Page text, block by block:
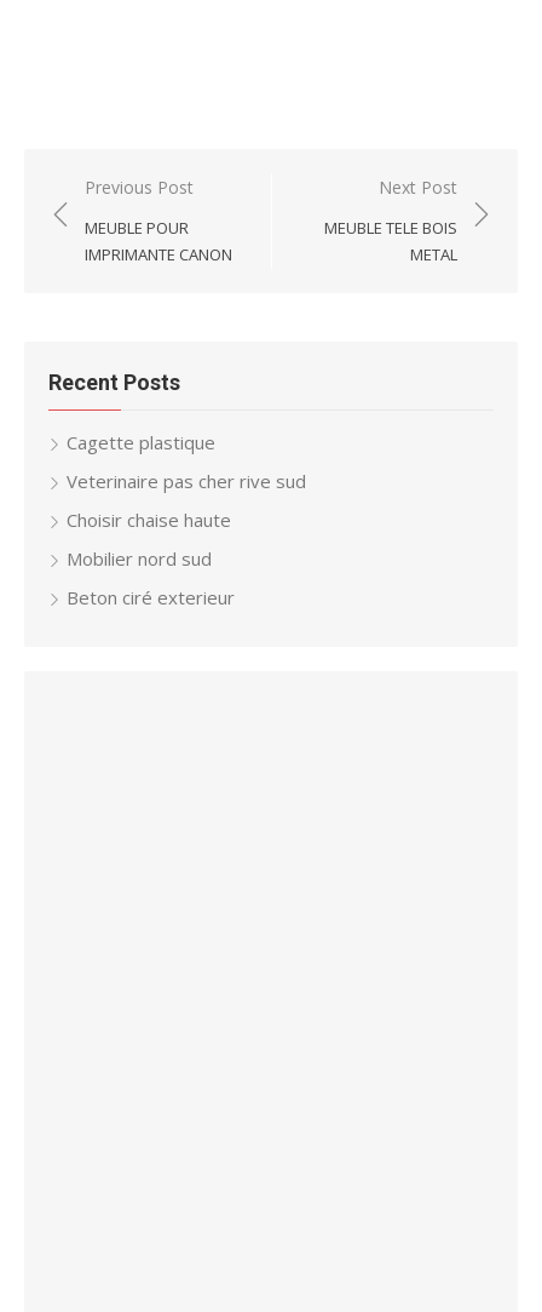
Post
navigation
Previous Post
MEUBLE POUR
IMPRIMANTE CANON
Next Post
MEUBLE TELE BOIS
METAL
Recent Posts
Cagette plastique
Veterinaire pas cher rive sud
Choisir chaise haute
Mobilier nord sud
Beton ciré exterieur